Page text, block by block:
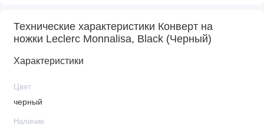
Технические характеристики Конверт на
ножки Leclerc Monnalisa, Black (Черный)
Характеристики
Цвет
черный
Наличие